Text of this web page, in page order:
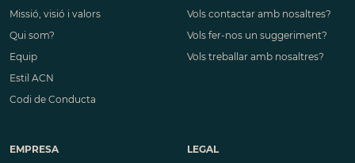
Missió, visió i valors
Qui som?
Equip
Estil ACN
Codi de Conducta
Vols contactar amb nosaltres?
Vols fer-nos un suggeriment?
Vols treballar amb nosaltres?
EMPRESA
LEGAL